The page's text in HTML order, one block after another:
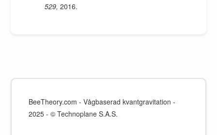
529, 2016.
BeeTheory.com - Vågbaserad kvantgravitation -
2025 - © Technoplane S.A.S.